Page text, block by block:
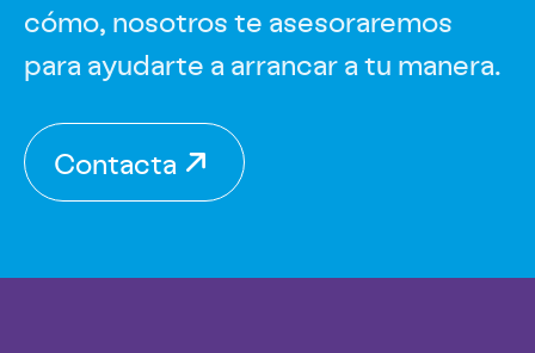
cómo, nosotros te asesoraremos
para ayudarte a arrancar a tu manera.
Contacta